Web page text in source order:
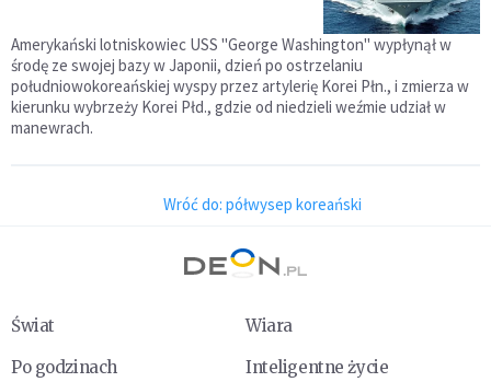
Amerykański lotniskowiec USS "George Washington" wypłynął w
środę ze swojej bazy w Japonii, dzień po ostrzelaniu
południowokoreańskiej wyspy przez artylerię Korei Płn., i zmierza w
kierunku wybrzeży Korei Płd., gdzie od niedzieli weźmie udział w
manewrach.
Wróć do: półwysep koreański
Świat
Wiara
Po godzinach
Inteligentne życie